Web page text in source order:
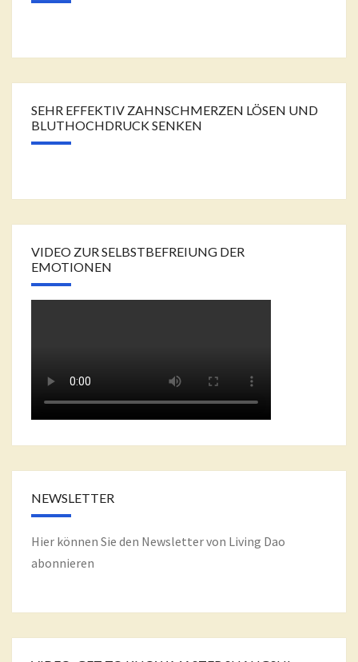
SEHR EFFEKTIV ZAHNSCHMERZEN LÖSEN UND
BLUTHOCHDRUCK SENKEN
VIDEO ZUR SELBSTBEFREIUNG DER
EMOTIONEN
NEWSLETTER
Hier können Sie den Newsletter von Living Dao
abonnieren